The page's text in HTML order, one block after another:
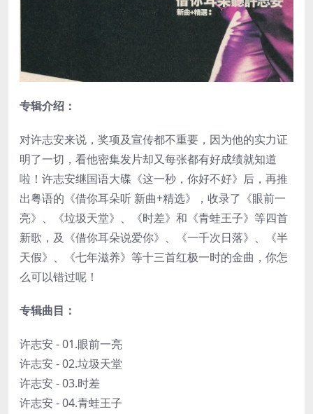
专辑介绍：
对许志安来说，奖项及宣传都不重要，因为他的实力证
明了一切，看他密集发片却又每张都有好成绩就知道
啦！许志安继国语大碟《这一秒，你好不好》后，再推
出粤语的《借你耳朵听 新曲+精选》，收录了《眼前一
亮》、《垃圾天堂》、《时差》和《青蛙王子》等四首
新歌，及《借你耳朵说爱你》、《一千次日落》、《半
天假》、《七年滋养》等十三首红极一时的金曲，你怎
么可以错过呢！
专辑曲目：
许志安 - 01.眼前一亮
许志安 - 02.垃圾天堂
许志安 - 03.时差
许志安 - 04.青蛙王子